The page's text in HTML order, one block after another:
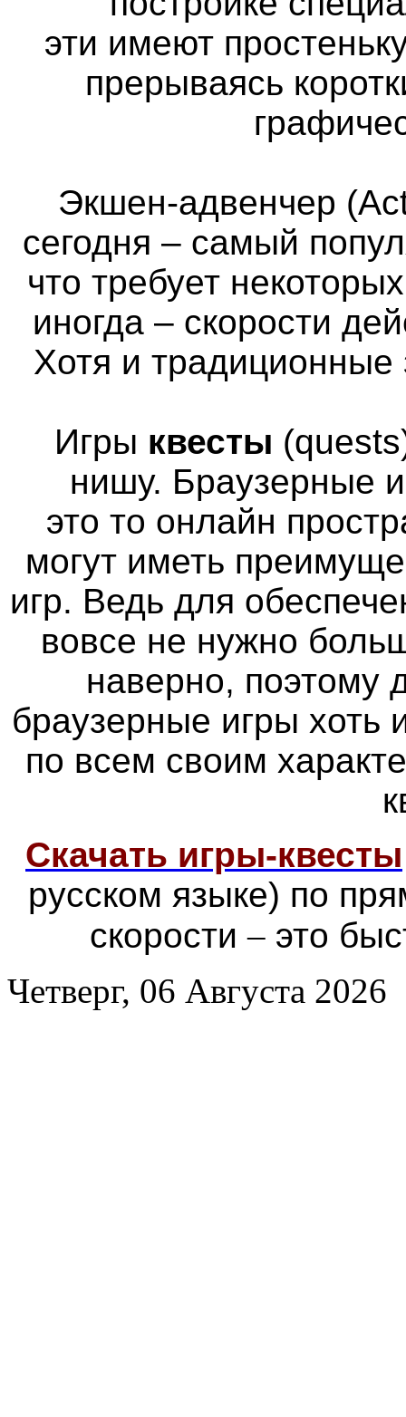
эти имеют
прерываясь
Экшен-адвенчер
сегодня – самый
что требует
иногда – скорости
Хотя и традиционные
Игры квесты
нишу. Браузерные
это то онлайн
могут иметь
игр. Ведь для
вовсе не нужно
наверно, поэтому
браузерные игры хоть
по всем своим
Скачать игры-квесты
русском языке) по
скорости– это
Четверг, 06 Августа 2026